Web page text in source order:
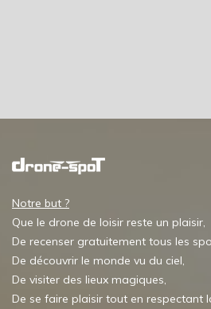
Notre but ?
Que le drone de loisir reste un plaisir,
De recenser gratuitement tous les
De découvrir le monde vu du ciel,
De visiter des lieux magiques,
De se faire plaisir tout en respectant